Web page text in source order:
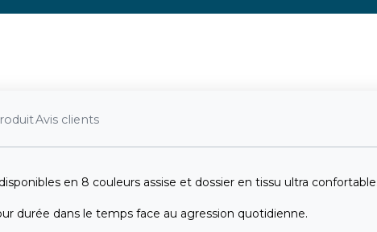
Avis clients
en 8 couleurs assise et dossier en tissu ultra confortable.
durée dans le temps face au agression quotidienne.